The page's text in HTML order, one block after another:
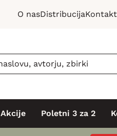
O nasDistribucijaKontakt
Akcije Poletni 3 za 2